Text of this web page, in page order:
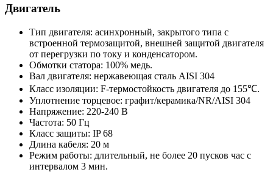
Двигатель
Тип двигателя: асинхронный, закрытого типа с
встроенной термозащитой, внешней защитой двигателя
от перегрузки по току и конденсатором.
Обмотки статора: 100% медь.
Вал двигателя: нержавеющая сталь AISI 304
Класс изоляции: F-термостойкость двигателя до 155℃.
Уплотнение торцевое: графит/керамика/NR/AISI 304
Напряжение: 220-240 В
Частота: 50 Гц
Класс защиты: IP 68
Длина кабеля: 20 м
Режим работы: длительный, не более 20 пусков час с
интервалом 3 мин.